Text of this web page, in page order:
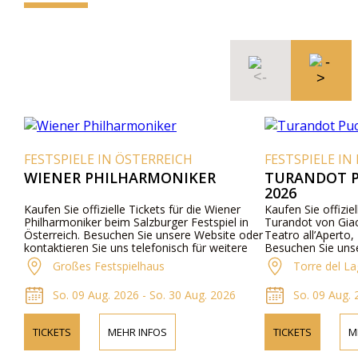
FESTSPIELE IN ÖSTERREICH
WIENER PHILHARMONIKER
Kaufen Sie offizielle Tickets für die Wiener
Philharmoniker beim Salzburger Festspiel in
Österreich. Besuchen Sie unsere Website oder
kontaktieren Sie uns telefonisch für weitere
Informationen zu den Künstlern, dem
Programm und den Ticketpreisen.
Großes Festspielhaus
So. 09 Aug. 2026 - So. 30 Aug. 2026
TICKETS MEHR INFOS
FESTSPIELE
TURANDOT
2026
Kaufen Sie
Turandot von
Teatro
Besuchen Sie
kontaktieren Sie
Informationen
Programmdetails
Torre del
So. 09 Aug.
TICKETS